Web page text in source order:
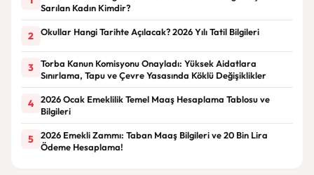
Sarılan Kadın Kimdir?
2 Okullar Hangi Tarihte Açılacak? 2026 Yılı Tatil Bilgileri
3
Torba Kanun Komisyonu Onayladı: Yüksek Aidatlara
Sınırlama, Tapu ve Çevre Yasasında Köklü Değişiklikler
4
2026 Ocak Emeklilik Temel Maaş Hesaplama Tablosu ve
Bilgileri
5
2026 Emekli Zammı: Taban Maaş Bilgileri ve 20 Bin Lira
Ödeme Hesaplama!